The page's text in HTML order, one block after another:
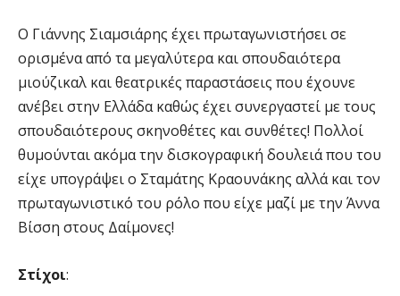
Ο Γιάννης Σιαμσιάρης έχει πρωταγωνιστήσει σε
ορισμένα από τα μεγαλύτερα και σπουδαιότερα
μιούζικαλ και θεατρικές παραστάσεις που έχουνε
ανέβει στην Ελλάδα καθώς έχει συνεργαστεί με τους
σπουδαιότερους σκηνοθέτες και συνθέτες! Πολλοί
θυμούνται ακόμα την δισκογραφική δουλειά που του
είχε υπογράψει ο Σταμάτης Κραουνάκης αλλά και τον
πρωταγωνιστικό του ρόλο που είχε μαζί με την Άννα
Βίσση στους Δαίμονες!
Στίχοι: